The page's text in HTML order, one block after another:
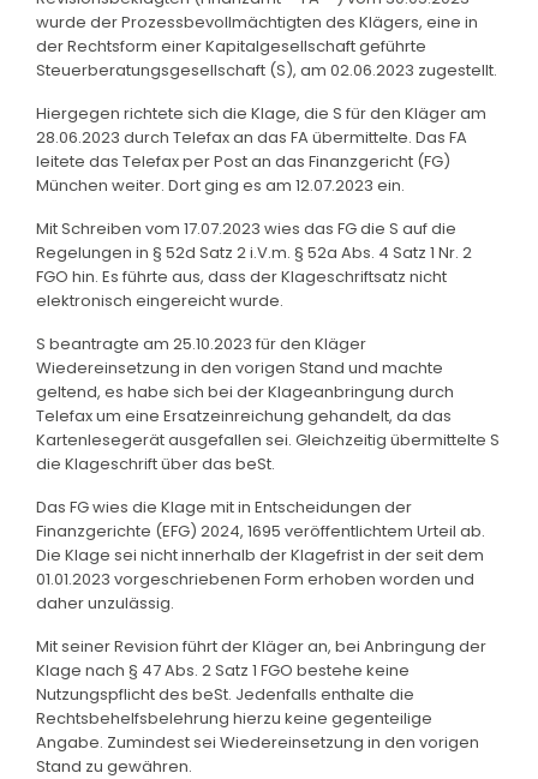
wurde der Prozessbevollmächtigten des Klägers, eine in
der Rechtsform einer Kapitalgesellschaft geführte
Steuerberatungsgesellschaft (S), am 02.06.2023 zugestellt.
Hiergegen richtete sich die Klage, die S für den Kläger am
28.06.2023 durch Telefax an das FA übermittelte. Das FA
leitete das Telefax per Post an das Finanzgericht (FG)
München weiter. Dort ging es am 12.07.2023 ein.
Mit Schreiben vom 17.07.2023 wies das FG die S auf die
Regelungen in § 52d Satz 2 i.V.m. § 52a Abs. 4 Satz 1 Nr. 2
FGO hin. Es führte aus, dass der Klageschriftsatz nicht
elektronisch eingereicht wurde.
S beantragte am 25.10.2023 für den Kläger
Wiedereinsetzung in den vorigen Stand und machte
geltend, es habe sich bei der Klageanbringung durch
Telefax um eine Ersatzeinreichung gehandelt, da das
Kartenlesegerät ausgefallen sei. Gleichzeitig übermittelte S
die Klageschrift über das beSt.
Das FG wies die Klage mit in Entscheidungen der
Finanzgerichte (EFG) 2024, 1695 veröffentlichtem Urteil ab.
Die Klage sei nicht innerhalb der Klagefrist in der seit dem
01.01.2023 vorgeschriebenen Form erhoben worden und
daher unzulässig.
Mit seiner Revision führt der Kläger an, bei Anbringung der
Klage nach § 47 Abs. 2 Satz 1 FGO bestehe keine
Nutzungspflicht des beSt. Jedenfalls enthalte die
Rechtsbehelfsbelehrung hierzu keine gegenteilige
Angabe. Zumindest sei Wiedereinsetzung in den vorigen
Stand zu gewähren.